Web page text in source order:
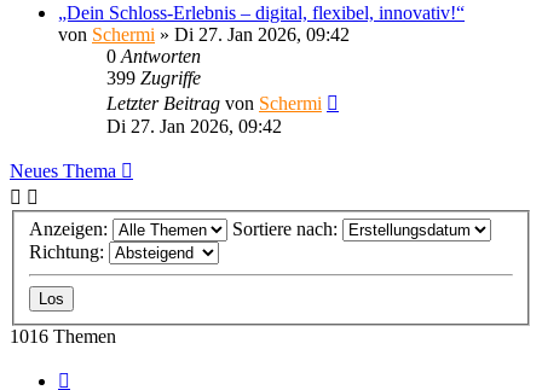
„Dein Schloss-Erlebnis – digital, flexibel, innovativ!“
von Schermi » Di 27. Jan 2026, 09:42
0 Antworten
399 Zugriffe
Letzter Beitrag von Schermi
Di 27. Jan 2026, 09:42
Neues Thema
Anzeigen:
Sortiere nach:
Richtung:
1016 Themen